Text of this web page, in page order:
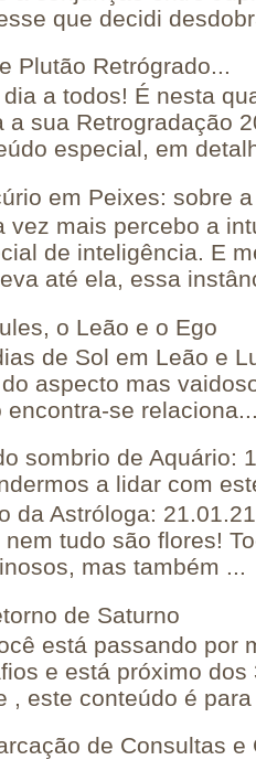
que decidi
Plutão Retrógrado...
dia a todos! É nesta
a sua Retrogradação
especial, em
em Peixes: sobre
vez mais percebo a
de inteligência. E
até ela, essa
o Leão e o Ego
de Sol em Leão e
aspecto mas
encontra-se
sombrio de Aquário:
a lidar com
da Astróloga:
nem tudo são flores!
mas também ...
de Saturno
está passando por
e está próximo
, este conteúdo é
de Consultas e